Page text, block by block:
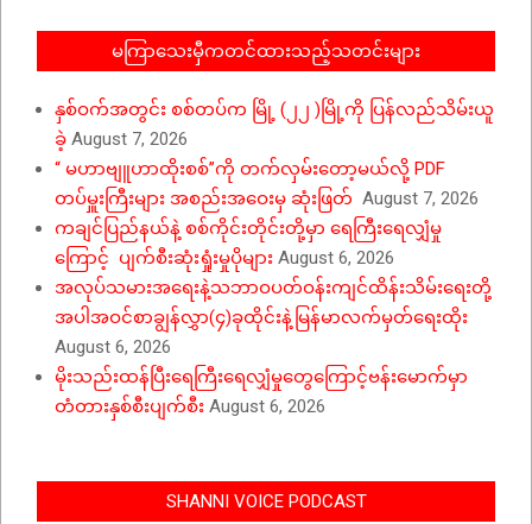
မကြာသေးမှီကတင်ထားသည့်သတင်းများ
နှစ်ဝက်အတွင်း စစ်တပ်က မြို့ (၂၂ )မြို့ကို ပြန်လည်သိမ်းယူ
ခဲ့ August 7, 2026
“ မဟာဗျူဟာထိုးစစ်”ကို တက်လှမ်းတော့မယ်လို့ PDF
တပ်မှူးကြီးများ အစည်းအဝေးမှ ဆုံးဖြတ် August 7, 2026
ကချင်ပြည်နယ်နဲ့ စစ်ကိုင်းတိုင်းတို့မှာ ရေကြီးရေလျှံမှု
ကြောင့် ပျက်စီးဆုံးရှုံးမှုပိုများ August 6, 2026
အလုပ်သမားအရေးနဲ့သဘာဝပတ်ဝန်းကျင်ထိန်းသိမ်းရေးတို့
အပါအဝင်စာချွန်လွှာ(၄)ခုထိုင်းနဲ့မြန်မာလက်မှတ်ရေးထိုး
August 6, 2026
မိုးသည်းထန်ပြီးရေကြီးရေလျှံမှုတွေကြောင့်ဗန်းမောက်မှာ
တံတားနှစ်စီးပျက်စီး August 6, 2026
SHANNI VOICE PODCAST